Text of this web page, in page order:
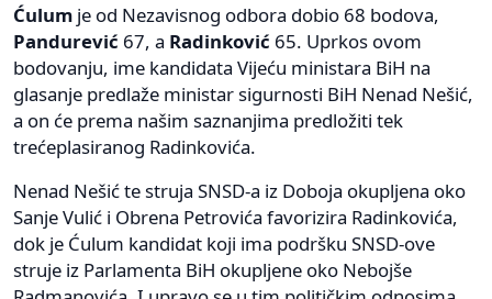
Ćulum je od Nezavisnog odbora dobio 68 bodova,
Pandurević 67, a Radinković 65. Uprkos ovom
bodovanju, ime kandidata Vijeću ministara BiH na
glasanje predlaže ministar sigurnosti BiH Nenad Nešić,
a on će prema našim saznanjima predložiti tek
trećeplasiranog Radinkovića.
Nenad Nešić te struja SNSD-a iz Doboja okupljena oko
Sanje Vulić i Obrena Petrovića favorizira Radinkovića,
dok je Ćulum kandidat koji ima podršku SNSD-ove
struje iz Parlamenta BiH okupljene oko Nebojše